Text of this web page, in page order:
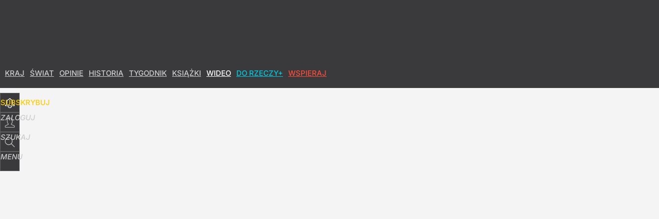
KRAJ ŚWIAT OPINIE HISTORIA TYGODNIK KSIĄŻKI WIDEO DO RZECZY+ WSPIERAJ
SUBSKRYBUJ
ZALOGUJ
SZUKAJ
MENU
26
Zwrot ws. kultowego programu Polsatu? Zaskakujące słowa Miszczaka
dodaj